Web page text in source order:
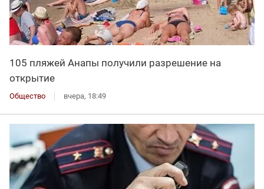
105 пляжей Анапы получили разрешение на
открытие
Общество вчера, 18:49